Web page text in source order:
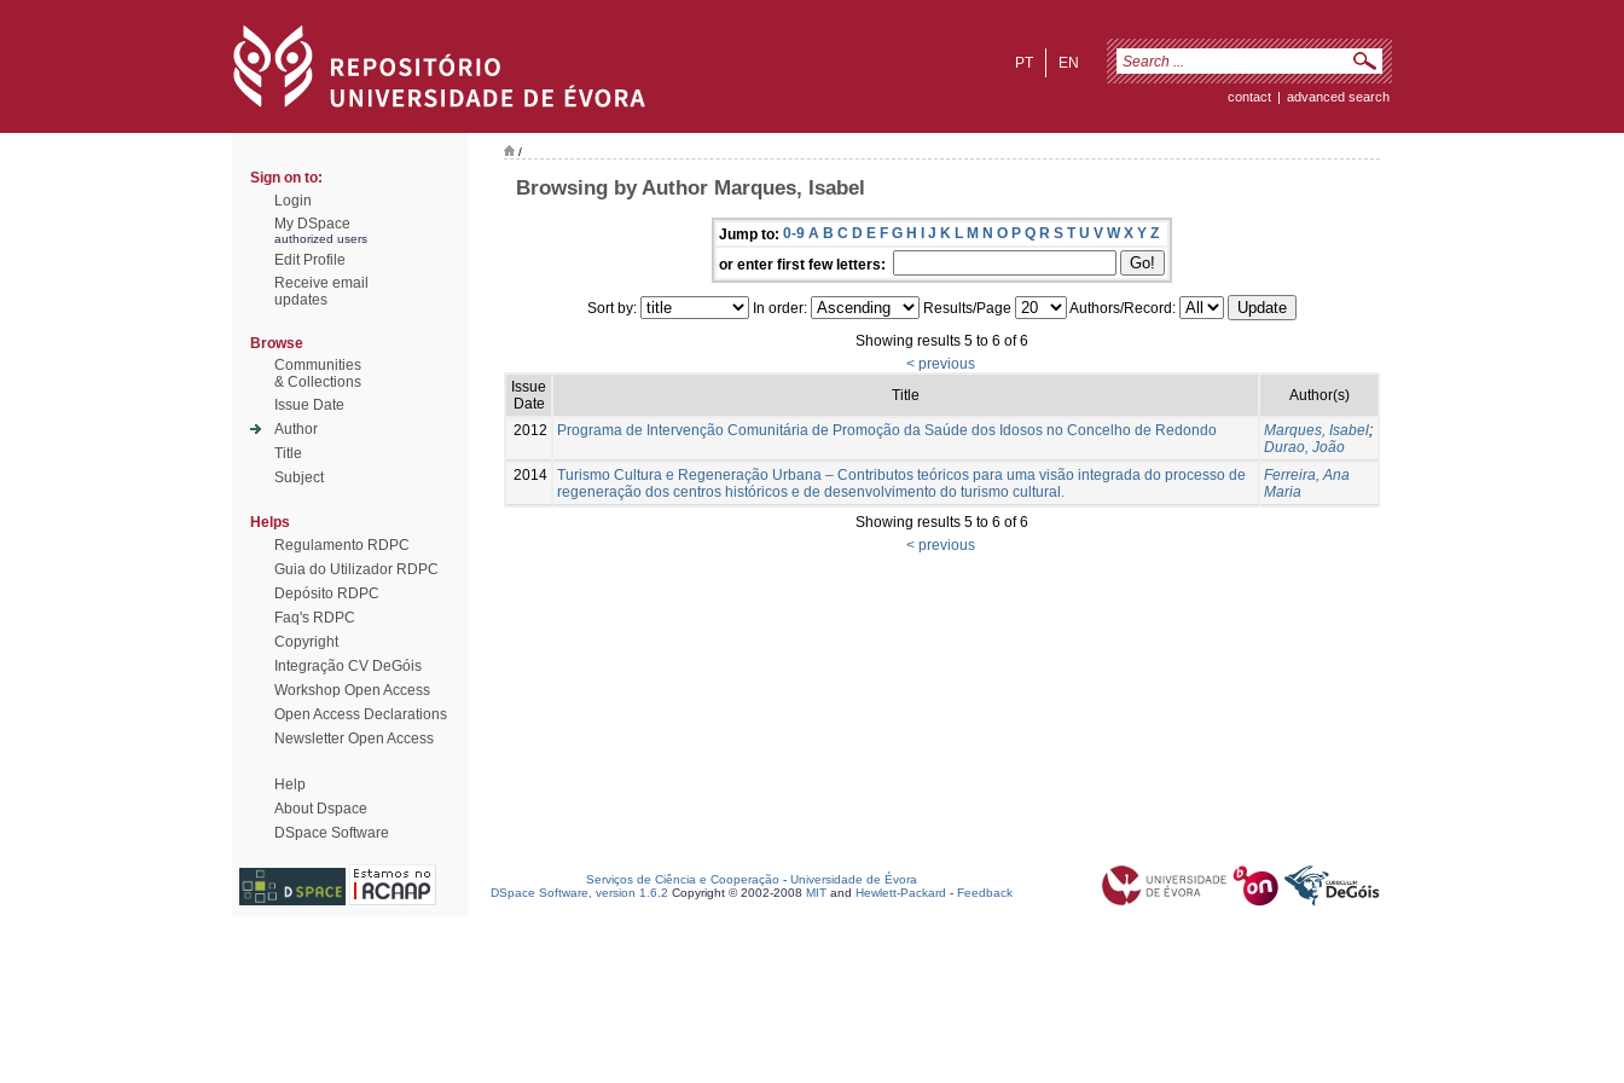
EN
PT
contact | advanced search
Sign on to:
Login
My DSpace
authorized users
Edit Profile
Receive email
updates
Browse
Communities
& Collections
Issue Date
Author
Title
Subject
Helps
Regulamento RDPC
Guia do Utilizador RDPC
Depósito RDPC
Faq's RDPC
Copyright
Integração CV DeGóis
Workshop Open Access
Open Access Declarations
Newsletter Open Access
Help
About Dspace
DSpace Software
/
Browsing by Author Marques, Isabel
Jump to: 0-9 A B C D E F G H I J K L M N O P Q R S T U V W X Y Z
or enter first few letters:
Sort by: In order: Results/Page
Authors/Record:
Showing results 5 to 6 of 6
< previous
Issue
Date
Title Author(s)
2012 Programa de Intervenção Comunitária de Promoção da Saúde dos Idosos no Concelho de Redondo Marques, Isabel;
Durao, João
2014 Turismo Cultura e Regeneração Urbana – Contributos teóricos para uma visão integrada do processo de
regeneração dos centros históricos e de desenvolvimento do turismo cultural.
Ferreira, Ana
Maria
Showing results 5 to 6 of 6
< previous
Serviços de Ciência e Cooperação - Universidade de Évora
DSpace Software, version 1.6.2 Copyright © 2002-2008 MIT and Hewlett-Packard - Feedback